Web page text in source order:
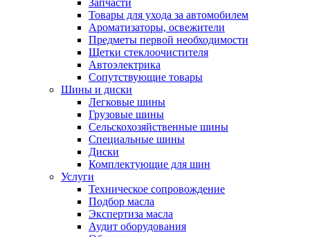
Запчасти
Товары для ухода за автомобилем
Ароматизаторы, освежители
Предметы первой необходимости
Щетки стеклоочистителя
Автоэлектрика
Сопутствующие товары
Шины и диски
Легковые шины
Грузовые шины
Сельскохозяйственные шины
Специальные шины
Диски
Комплектующие для шин
Услуги
Техническое сопровождение
Подбор масла
Экспертиза масла
Аудит оборудования